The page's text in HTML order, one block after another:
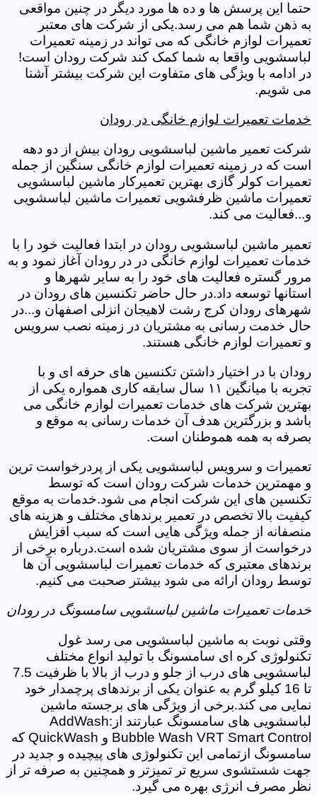
حتما این پرسش ها و ده ها مورد دیگر در چنین مواقعی
به ذهن شما هم می رسد.یکی از شرکت های معتبر
تعمیرات لوازم خانگی که می تواند در زمینه تعمیرات
لباسشویی واقعا به شما کمک کند شرکت رودان است!
در ادامه با ویژگی های متفاوت این شرکت بیشتر آشنا
می شویم.
خدمات تعمیرات لوازم خانگی در رودان
شرکت تعمیر ماشین لباسشویی رودان بیش از دو دهه
است که در زمینه تعمیرات لوازم خانگی سنگین از جمله
تعمیرات کولر گازی بهترین تعمیرکار ماشین لباسشویی
تعمیرات ماشین ظرفشویی تعمیرات ماشین لباسشویی
و...فعالیت می کند.
تعمیر ماشین لباسشویی رودان در ابتدا فعالیت خود را با
خدمات تعمیرات لوازم خانگی در در رودان آغاز نمود و به
مرور گستره فعالیت های خود را به سایر شهرها و
استانها توسعه داد.در حال حاضر تکنسین های رودان در
شهرهای رودان کرج رشت لاهیجان انزلی اصفهان و...در
حال خدمت رسانی به مشتریان در زمینه نصب سرویس
و تعمیرات لوازم خانگی هستند.
رودان با در اختیار داشتن تکنسین های حرفه ای و با
تجربه با میانگین ۱۱ سال سابقه کاری همواره یکی از
بهترین شرکت های خدمات تعمیرات لوازم خانگی می
باشد و بزرگترین هدف آن خدمات رسانی به موقع و
بصرفه به همه هموطنان است.
تعمیرات و سرویس لباسشویی یکی از پردرخواست ترین
و مهمترین خدمات شرکت رودان است که توسط
تکنسین های این شرکت انجام می شود.خدمات به موقع
کیفیت بالا تخصص در تعمیر برندهای مختلف و هزینه های
منصفانه از جمله ویژگی هایی است که سبب افزایش
درخواست از سوی مشتریان شده است.درباره برخی از
برندهای معتبری که خدمات تعمیرات لباسشویی آن ها
توسط رودان ارائه می شود بیشتر صحبت می کنیم.
خدمات تعمیرات ماشین لباسشویی سامسونگ در رودان
وقتی نوبت به ماشین لباسشویی می رسد غول
تکنولوژی کره ای سامسونگ با تولید انواع مختلف
لباسشویی های درب از جلو و درب از بالا با ظرفیت 7.5
تا 16 کیلو گرم به عنوان یکی از برندهای پرچمدار خود
نمایی می کند.برخی از ویژگی های برجسته ماشین
لباسشویی های سامسونگ عبارتند از:AddWash
Bubble Wash VRT Smart Control و QuickWash که
سامسونگ ازتمامی این تکنولوژی های پیچیده و جدید در
جهت شستشوی سریع تر تمیزتر و همچنین به صرفه تر از
نظر مصرف انرژی بهره می گیرد.